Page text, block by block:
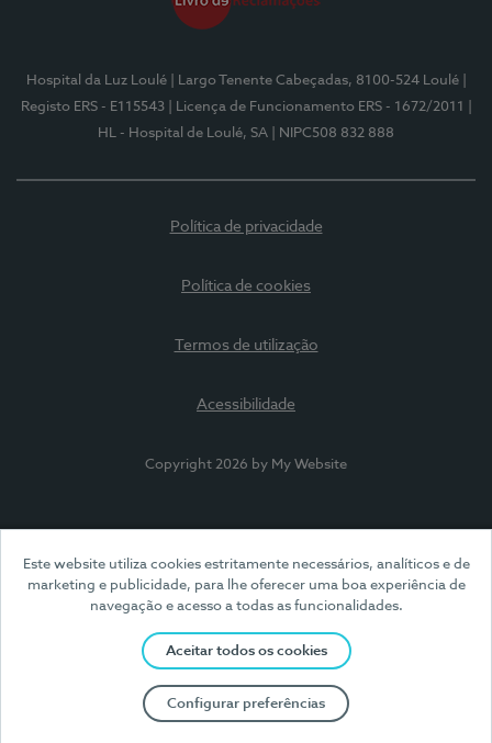
Este website utiliza cookies estritamente necessários, analíticos e de
marketing e publicidade, para lhe oferecer uma boa experiência de
navegação e acesso a todas as funcionalidades.
Aceitar todos os cookies
Configurar preferências
Hospital da Luz Loulé | Largo Tenente Cabeçadas, 8100-524 Loulé
Registo ERS - E115543
| Licença de Funcionamento ERS - 1672/2011
HL - Hospital de Loulé, SA
| NIPC508 832 888
Política de privacidade
Política de cookies
Termos de utilização
Acessibilidade
Copyright 2026 by My Website